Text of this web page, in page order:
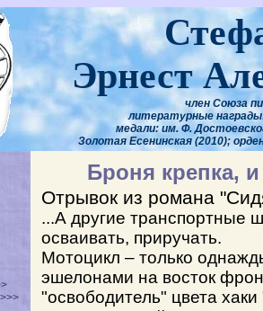
Эрнест
член Союза
литературные
медали: им. Ф.
Золотая Есенинская (2010);
>>>
Броня крепка,
Отрывок из романа
...А другие транспортные
осваивать, приручать.
Мотоцикл – только
эшелонами на восток
"освободитель" цвета